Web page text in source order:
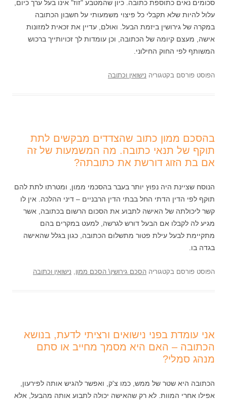
סכומים נאים כתוספת כתובה. כיון שהמטבע "זוז" אינו בעל ערך כיום,
עלול להיות שלא תקבלי כל פיצוי משמעותי על חשבון הכתובה
במקרה של גירושין ביזמת הבעל. ואולם, עדיין את זכאית למזונות
אישה, מעצם קיומה של הכתובה, וכן עומדות לך זכויותייך ברכוש
המשותף לפי החוק החילוני.
הפוסט פורסם בקטגוריה נישואין וכתובה
בהסכם ממון כתוב שהצדדים מבקשים לתת
תוקף של תנאי כתובה. מה המשמעות של זה
אם בת הזוג דורשת את כתובתה?
הנוסח שציינת היה נפוץ יותר בעבר בהסכמי ממון, ומטרתו לתת להם
תוקף לפי הדין הדתי החל בבתי הדין הרבניים – דיני ההלכה. אין לו
קשר ליכולתה של האישה לתבוע את הסכום הרשום בכתובה, אשר
מגיע לה לקבלו אם הבעל דורש לגרשה, למעט במקרים בהם
מתקיימת לבעל עילת פטור מתשלום הכתובה, כגון בגלל שהאישה
בגדה בו.
הפוסט פורסם בקטגוריה הסכם גירושין\ הסכם ממון, נישואין וכתובה
אני עומדת בפני נישואים ורציתי לדעת, בנושא
הכתובה – האם היא מסמך מחייב או סתם
מנהג סמלי?
הכתובה היא שטר של ממש, כמו צ'ק, ואפשר להגיש אותה לפירעון,
אפילו אחרי המוות. לא רק שהאישה יכולה לתבוע אותה מהבעל, אלא